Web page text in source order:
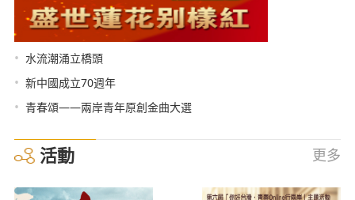
• 水流潮涌立橋頭
• 新中國成立70週年
• 青春頌——兩岸青年原創金曲大選
活動 更多